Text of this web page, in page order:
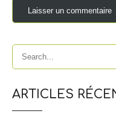
ARTICLES